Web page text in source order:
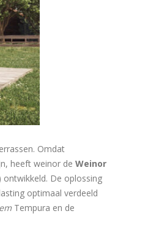
Omdat
heeft weinor de Weinor
De oplossing
optimaal verdeeld
Tempura en de